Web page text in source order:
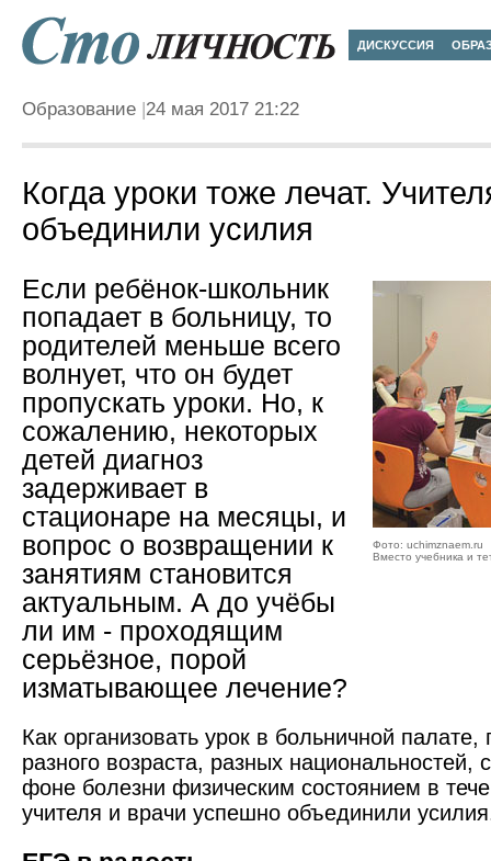
ДИСКУССИЯ
Образование 24 мая 2017 21:22
Когда уроки тоже лечат.
объединили усилия
Фото: uchimznaem.ru
Вместо учебника и
Если ребёнок-школьник
попадает в больницу, то
родителей меньше всего
волнует, что он будет
пропускать уроки. Но, к
сожалению, некоторых
детей диагноз
задерживает в
стационаре на месяцы, и
вопрос о возвращении к
занятиям становится
актуальным. А до учёбы
ли им - проходящим
серьёзное, порой
изматывающее лечение?
Как организовать урок в больничной палате,
разного возраста, разных национальностей,
фоне болезни физическим состоянием в
учителя и врачи успешно объединили